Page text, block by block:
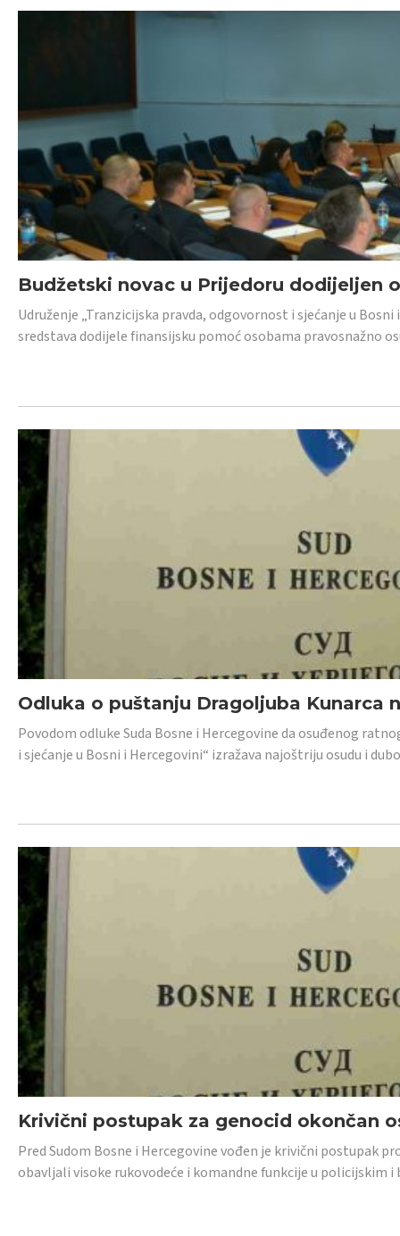
Budžetski novac u Prijedoru dodijeljen
Udruženje „Tranzicijska pravda, odgovornost i sjećanje u
sredstava dodijele finansijsku pomoć osobama pravosnažno
Odluka o puštanju Dragoljuba Kunarca
Povodom odluke Suda Bosne i Hercegovine da osuđenog
i sjećanje u Bosni i Hercegovini“ izražava najoštriju osudu i
Krivični postupak za genocid okončan
Pred Sudom Bosne i Hercegovine vođen je krivični postupak
obavljali visoke rukovodeće i komandne funkcije u policijskim